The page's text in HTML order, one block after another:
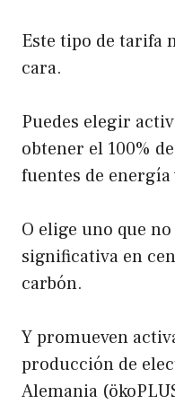
Este tipo de tarifa
cara.
Puedes elegir
obtener el 100%
fuentes de energía
O elige uno que
significativa en
carbón.
Y promueven
producción de
Alemania